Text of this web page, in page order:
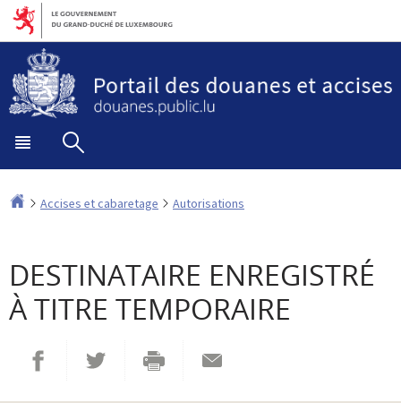
Aller
navigation
Aller
contenu
Menu
Accueil
Accises et cabaretage Autorisations
DESTINATAIRE ENREGISTRÉ
À TITRE TEMPORAIRE